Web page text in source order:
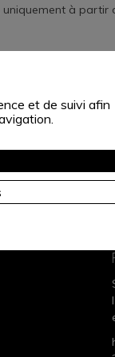
à partir
et de suivi afin